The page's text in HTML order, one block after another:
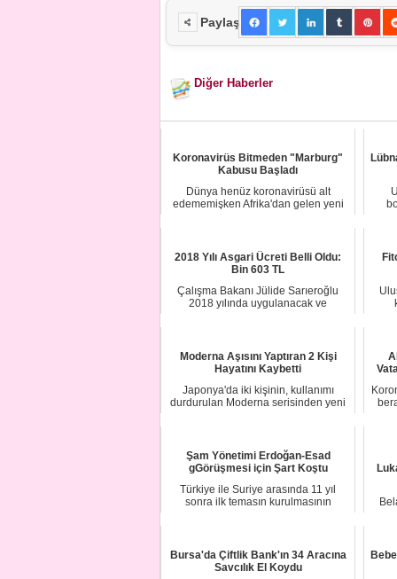
Paylaş
Diğer Haberler
Koronavirüs Bitmeden "Marburg"
Kabusu Başladı
Dünya henüz koronavirüsü alt
edememişken Afrika'dan gelen yeni
2018 Yılı Asgari Ücreti Belli Oldu:
Bin 603 TL
Çalışma Bakanı Jülide Sarıeroğlu
2018 yılında uygulanacak ve
Moderna Aşısını Yaptıran 2 Kişi
Hayatını Kaybetti
Japonya'da iki kişinin, kullanımı
durdurulan Moderna serisinden yeni
Şam Yönetimi Erdoğan-Esad
gGörüşmesi için Şart Koştu
Türkiye ile Suriye arasında 11 yıl
sonra ilk temasın kurulmasının
Bursa'da Çiftlik Bank'ın 34 Aracına
Savcılık El Koydu